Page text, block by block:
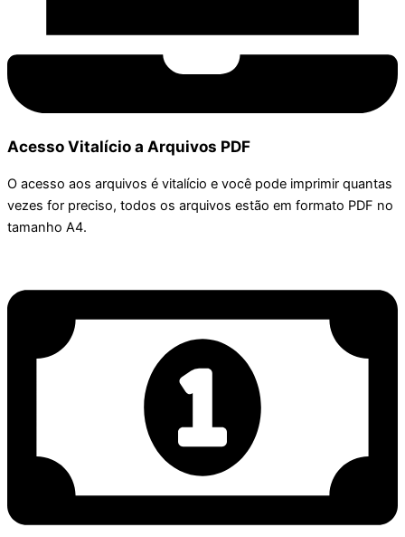
Acesso Vitalício a Arquivos PDF
O acesso aos arquivos é vitalício e você pode imprimir quantas
vezes for preciso, todos os arquivos estão em formato PDF no
tamanho A4.